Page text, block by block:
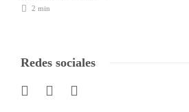
2 min
Redes sociales